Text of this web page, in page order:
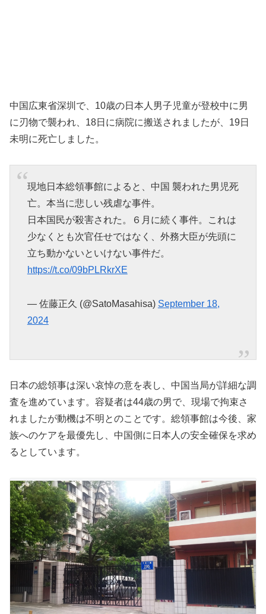
中国広東省深圳で、10歳の日本人男子児童が登校中に男
に刃物で襲われ、18日に病院に搬送されましたが、19日
未明に死亡しました。
現地日本総領事館によると、中国 襲われた男児死
亡。本当に悲しい残虐な事件。
日本国民が殺害された。６月に続く事件。これは
少なくとも次官任せではなく、外務大臣が先頭に
立ち動かないといけない事件だ。
https://t.co/09bPLRkrXE
— 佐藤正久 (@SatoMasahisa) September 18,
2024
日本の総領事は深い哀悼の意を表し、中国当局が詳細な調
査を進めています。容疑者は44歳の男で、現場で拘束さ
れましたが動機は不明とのことです。総領事館は今後、家
族へのケアを最優先し、中国側に日本人の安全確保を求め
るとしています。